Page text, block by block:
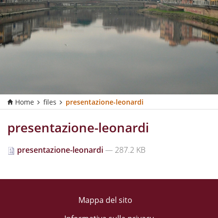
Home files presentazione-leonardi
presentazione-leonardi
presentazione-leonardi— 287.2 KB
Mappa del sito